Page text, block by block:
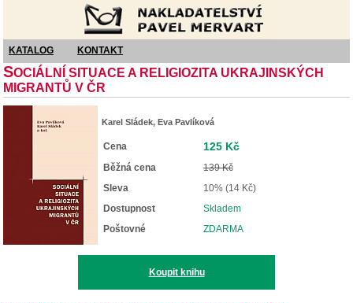
KATALOG KONTAKT
SOCIÁLNÍ SITUACE A RELIGIOZITA UKRAJINSKÝCH
MIGRANTŮ V ČR
Karel Sládek, Eva Pavlíková
Cena 125 Kč
Běžná cena
139 Kč
Sleva
10% (14 Kč)
Dostupnost
Skladem
Poštovné
ZDARMA
Koupit knihu